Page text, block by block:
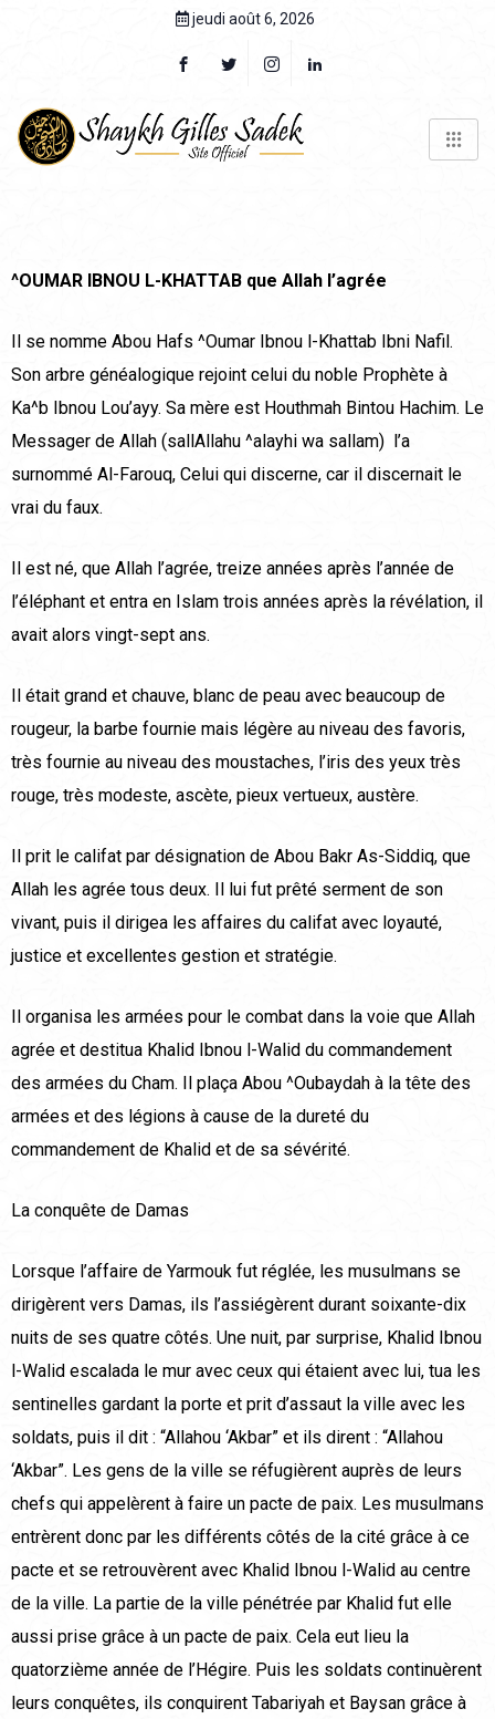
jeudi août 6, 2026
^OUMAR IBNOU L-KHATTAB que Allah l’agrée
Il se nomme Abou Hafs ^Oumar Ibnou l-Khattab Ibni Nafil.
Son arbre généalogique rejoint celui du noble Prophète à
Ka^b Ibnou Lou’ayy. Sa mère est Houthmah Bintou Hachim. Le
Messager de Allah (sallAllahu ^alayhi wa sallam) l’a
surnommé Al-Farouq, Celui qui discerne, car il discernait le
vrai du faux.
Il est né, que Allah l’agrée, treize années après l’année de
l’éléphant et entra en Islam trois années après la révélation, il
avait alors vingt-sept ans.
Il était grand et chauve, blanc de peau avec beaucoup de
rougeur, la barbe fournie mais légère au niveau des favoris,
très fournie au niveau des moustaches, l’iris des yeux très
rouge, très modeste, ascète, pieux vertueux, austère.
Il prit le califat par désignation de Abou Bakr As-Siddiq, que
Allah les agrée tous deux. Il lui fut prêté serment de son
vivant, puis il dirigea les affaires du califat avec loyauté,
justice et excellentes gestion et stratégie.
Il organisa les armées pour le combat dans la voie que Allah
agrée et destitua Khalid Ibnou l-Walid du commandement
des armées du Cham. Il plaça Abou ^Oubaydah à la tête des
armées et des légions à cause de la dureté du
commandement de Khalid et de sa sévérité.
La conquête de Damas
Lorsque l’affaire de Yarmouk fut réglée, les musulmans se
dirigèrent vers Damas, ils l’assiégèrent durant soixante-dix
nuits de ses quatre côtés. Une nuit, par surprise, Khalid Ibnou
l-Walid escalada le mur avec ceux qui étaient avec lui, tua les
sentinelles gardant la porte et prit d’assaut la ville avec les
soldats, puis il dit : “Allahou ‘Akbar” et ils dirent : “Allahou
‘Akbar”. Les gens de la ville se réfugièrent auprès de leurs
chefs qui appelèrent à faire un pacte de paix. Les musulmans
entrèrent donc par les différents côtés de la cité grâce à ce
pacte et se retrouvèrent avec Khalid Ibnou l-Walid au centre
de la ville. La partie de la ville pénétrée par Khalid fut elle
aussi prise grâce à un pacte de paix. Cela eut lieu la
quatorzième année de l’Hégire. Puis les soldats continuèrent
leurs conquêtes, ils conquirent Tabariyah et Baysan grâce à